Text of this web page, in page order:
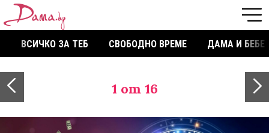
ВСИЧКО ЗА ТЕБ СВОБОДНО ВРЕМЕ ДАМА И БЕБЕ
1 от 16